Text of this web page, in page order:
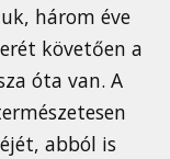
három éve
követően a
óta van. A
abból is